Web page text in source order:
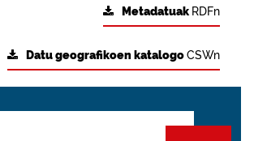
Metadatuak RDFn
Datu geografikoen katalogoCSWn